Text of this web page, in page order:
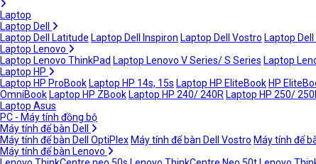
Laptop
Laptop Dell
Laptop Dell Latitude Laptop Dell Inspiron Laptop Dell Vostro Laptop Dell
Laptop Lenovo
Laptop Lenovo ThinkPad Laptop Lenovo V Series/ S Series Laptop
Laptop HP
Laptop HP ProBook Laptop HP 14s, 15s Laptop HP EliteBook HP
OmniBook Laptop HP ZBook Laptop HP 240/ 240R Laptop HP 250/
Laptop Asus
PC - Máy tính đồng bộ
Máy tính để bàn Dell
Máy tính để bàn Dell OptiPlex Máy tính để bàn Dell Vostro Máy tính để
Máy tính để bàn Lenovo